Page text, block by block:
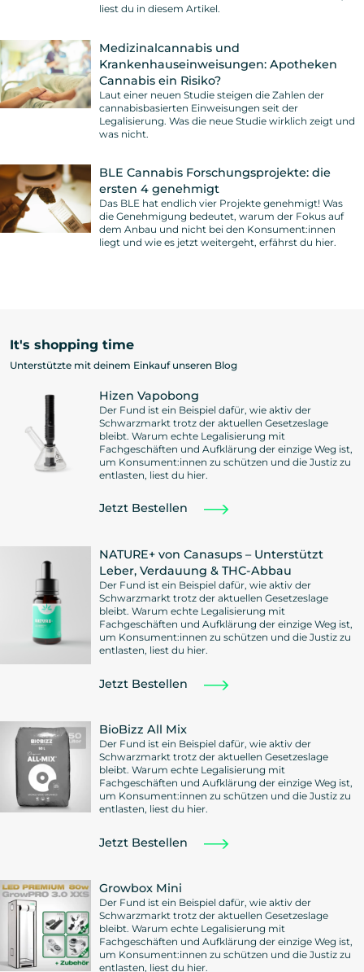
liest du in diesem Artikel.
Medizinalcannabis und
Krankenhauseinweisungen: Apotheken
Cannabis ein Risiko?
Laut einer neuen Studie steigen die Zahlen der
cannabisbasierten Einweisungen seit der
Legalisierung. Was die neue Studie wirklich zeigt und
was nicht.
BLE Cannabis Forschungsprojekte: die
ersten 4 genehmigt
Das BLE hat endlich vier Projekte genehmigt! Was
die Genehmigung bedeutet, warum der Fokus auf
dem Anbau und nicht bei den Konsument:innen
liegt und wie es jetzt weitergeht, erfährst du hier.
It's shopping time
Unterstützte mit deinem Einkauf unseren Blog
Hizen Vapobong
Der Fund ist ein Beispiel dafür, wie aktiv der
Schwarzmarkt trotz der aktuellen Gesetzeslage
bleibt. Warum echte Legalisierung mit
Fachgeschäften und Aufklärung der einzige Weg ist,
um Konsument:innen zu schützen und die Justiz zu
entlasten, liest du hier.
Jetzt Bestellen
NATURE+ von Canasups – Unterstützt
Leber, Verdauung & THC-Abbau
Der Fund ist ein Beispiel dafür, wie aktiv der
Schwarzmarkt trotz der aktuellen Gesetzeslage
bleibt. Warum echte Legalisierung mit
Fachgeschäften und Aufklärung der einzige Weg ist,
um Konsument:innen zu schützen und die Justiz zu
entlasten, liest du hier.
Jetzt Bestellen
BioBizz All Mix
Der Fund ist ein Beispiel dafür, wie aktiv der
Schwarzmarkt trotz der aktuellen Gesetzeslage
bleibt. Warum echte Legalisierung mit
Fachgeschäften und Aufklärung der einzige Weg ist,
um Konsument:innen zu schützen und die Justiz zu
entlasten, liest du hier.
Jetzt Bestellen
Growbox Mini
Der Fund ist ein Beispiel dafür, wie aktiv der
Schwarzmarkt trotz der aktuellen Gesetzeslage
bleibt. Warum echte Legalisierung mit
Fachgeschäften und Aufklärung der einzige Weg ist,
um Konsument:innen zu schützen und die Justiz zu
entlasten, liest du hier.